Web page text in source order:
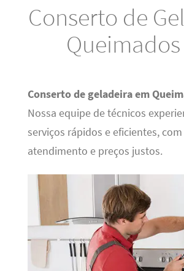
Conserto de
Queimados
Conserto de geladeira em
Nossa equipe de técnicos
serviços rápidos e eficientes,
atendimento e preços justos.